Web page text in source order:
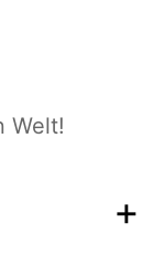
Welt!